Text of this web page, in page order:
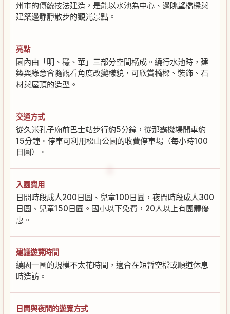
州市的傳統技法建造，是能以水池為中心、邊眺望橋樑與
建築邊靜靜散步的觀光景點。
亮點
園內由「明、穩、華」三部分空間構成。繞行水池時，建
築與綠意會隨觀看角度改變樣貌，可欣賞橋樑、裝飾、石
材與屋頂的造型。
交通方式
從久米孔子廟前巴士站步行約5分鐘，從那霸機場開車約
15分鐘。停車可利用松山公園的收費停車場（每小時100
日圓）。
入園費用
日間時段成人200日圓、兒童100日圓，夜間時段成人300
日圓、兒童150日圓。國小以下免費，20人以上有團體優
惠。
建議遊覽時間
繞園一圈的規模不太花時間，適合在短暫空檔或順道休息
時造訪。
日間與夜間的遊覽方式